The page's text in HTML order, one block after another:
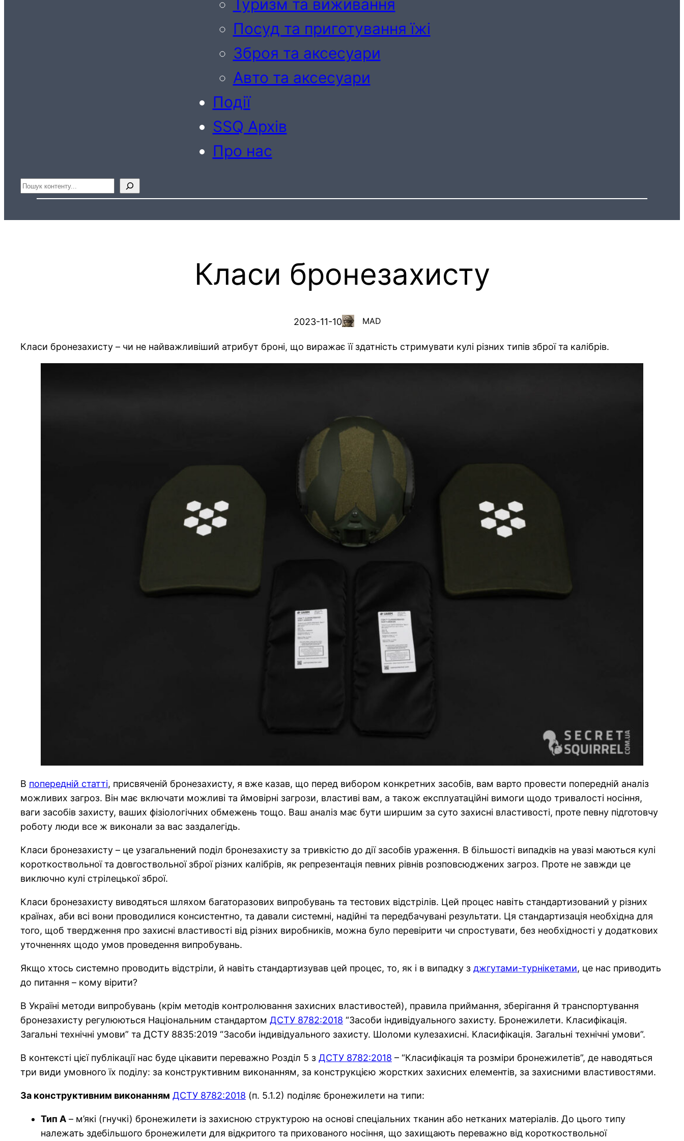
Туризм та виживання
Посуд та приготування їжі
Зброя та аксесуари
Авто та аксесуари
Події
SSQ Архів
Про нас
Пошук
Класи бронезахисту
2023-11-10 MAD
Класи бронезахисту – чи не найважливіший атрибут броні, що виражає її здатність стримувати кулі різних типів зброї та калібрів.
В попередній статті, присвяченій бронезахисту, я вже казав, що перед вибором конкретних засобів, вам варто провести попередній аналіз
можливих загроз. Він має включати можливі та ймовірні загрози, властиві вам, а також експлуатаційні вимоги щодо тривалості носіння,
ваги засобів захисту, ваших фізіологічних обмежень тощо. Ваш аналіз має бути ширшим за суто захисні властивості, проте певну підготовчу
роботу люди все ж виконали за вас заздалегідь.
Класи бронезахисту – це узагальнений поділ бронезахисту за тривкістю до дії засобів ураження. В більшості випадків на увазі маються кулі
короткоствольної та довгоствольної зброї різних калібрів, як репрезентація певних рівнів розповсюджених загроз. Проте не завжди це
виключно кулі стрілецької зброї.
Класи бронезахисту виводяться шляхом багаторазових випробувань та тестових відстрілів. Цей процес навіть стандартизований у різних
країнах, аби всі вони проводилися консистентно, та давали системні, надійні та передбачувані результати. Ця стандартизація необхідна для
того, щоб твердження про захисні властивості від різних виробників, можна було перевірити чи спростувати, без необхідності у додаткових
уточненнях щодо умов проведення випробувань.
Якщо хтось системно проводить відстріли, й навіть стандартизував цей процес, то, як і в випадку з джгутами-турнікетами, це нас приводить
до питання – кому вірити?
В Україні методи випробувань (крім методів контролювання захисних властивостей), правила приймання, зберігання й транспортування
бронезахисту регулюються Національним стандартом ДСТУ 8782:2018 “Засоби індивідуального захисту. Бронежилети. Класифікація.
Загальні технічні умови” та ДСТУ 8835:2019 “Засоби індивідуального захисту. Шоломи кулезахисні. Класифікація. Загальні технічні умови”.
В контексті цієї публікації нас буде цікавити переважно Розділ 5 з ДСТУ 8782:2018 – “Класифікація та розміри бронежилетів”, де наводяться
три види умовного їх поділу: за конструктивним виконанням, за конструкцією жорстких захисних елементів, за захисними властивостями.
За конструктивним виконанням ДСТУ 8782:2018 (п. 5.1.2) поділяє бронежилети на типи:
Тип А – м’які (гнучкі) бронежилети із захисною структурою на основі спеціальних тканин або нетканих матеріалів. До цього типу
належать здебільшого бронежилети для відкритого та прихованого носіння, що захищають переважно від короткоствольної